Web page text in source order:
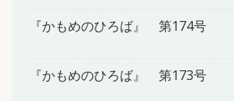
『かもめのひろば』 第174号
『かもめのひろば』 第173号